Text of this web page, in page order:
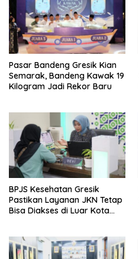
Pasar Bandeng Gresik Kian
Semarak, Bandeng Kawak 19
Kilogram Jadi Rekor Baru
BPJS Kesehatan Gresik
Pastikan Layanan JKN Tetap
Bisa Diakses di Luar Kota